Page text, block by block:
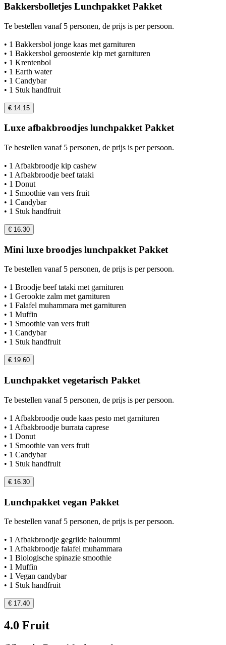
Bakkersbolletjes Lunchpakket Pakket
Te bestellen vanaf 5 personen, de prijs is per persoon.
• 1 Bakkersbol jonge kaas met garnituren
• 1 Bakkersbol geroosterde kip met garnituren
• 1 Krentenbol
• 1 Earth water
• 1 Candybar
• 1 Stuk handfruit
€ 14.15
Luxe afbakbroodjes lunchpakket Pakket
Te bestellen vanaf 5 personen, de prijs is per persoon.
• 1 Afbakbroodje kip cashew
• 1 Afbakbroodje beef tataki
• 1 Donut
• 1 Smoothie van vers fruit
• 1 Candybar
• 1 Stuk handfruit
€ 16.30
Mini luxe broodjes lunchpakket Pakket
Te bestellen vanaf 5 personen, de prijs is per persoon.
• 1 Broodje beef tataki met garnituren
• 1 Gerookte zalm met garnituren
• 1 Falafel muhammara met garnituren
• 1 Muffin
• 1 Smoothie van vers fruit
• 1 Candybar
• 1 Stuk handfruit
€ 19.60
Lunchpakket vegetarisch Pakket
Te bestellen vanaf 5 personen, de prijs is per persoon.
• 1 Afbakbroodje oude kaas pesto met garnituren
• 1 Afbakbroodje burrata caprese
• 1 Donut
• 1 Smoothie van vers fruit
• 1 Candybar
• 1 Stuk handfruit
€ 16.30
Lunchpakket vegan Pakket
Te bestellen vanaf 5 personen, de prijs is per persoon.
• 1 Afbakbroodje gegrilde haloummi
• 1 Afbakbroodje falafel muhammara
• 1 Biologische spinazie smoothie
• 1 Muffin
• 1 Vegan candybar
• 1 Stuk handfruit
€ 17.40
4.0 Fruit